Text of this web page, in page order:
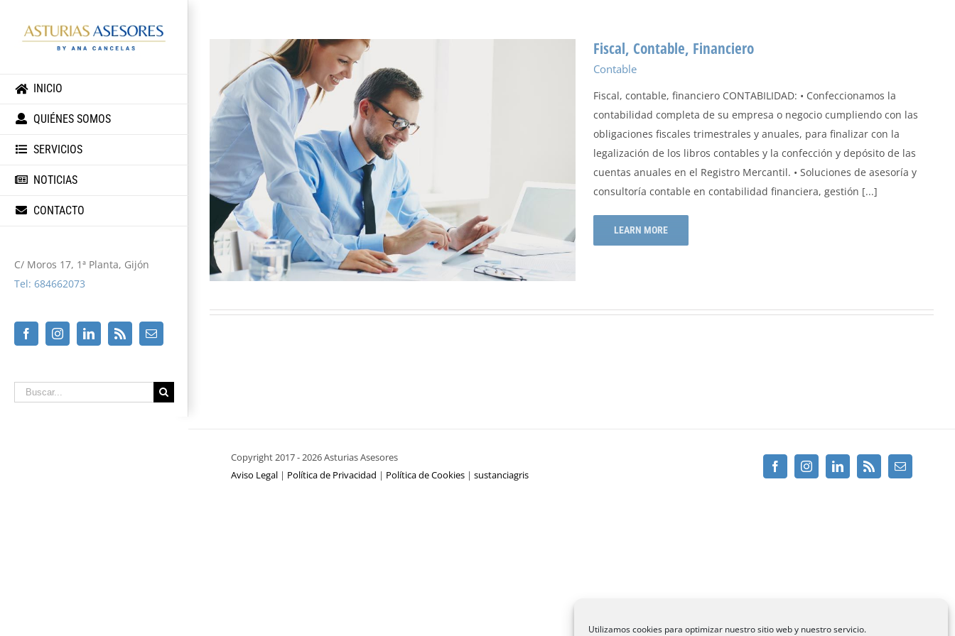
Utilizamos cookies para optimizar nuestro sitio web y nuestro servicio.
INICIO
QUIÉNES SOMOS
SERVICIOS
NOTICIAS
CONTACTO
C/ Moros 17, 1ª Planta, Gijón
Tel: 684662073
FacebookInstagramLinkedin Email
Buscar
Fiscal, Contable, Financiero
Contable
Fiscal, contable, financiero CONTABILIDAD: • Confeccionamos la
contabilidad completa de su empresa o negocio cumpliendo con las
obligaciones fiscales trimestrales y anuales, para finalizar con la
legalización de los libros contables y la confección y depósito de las
cuentas anuales en el Registro Mercantil. • Soluciones de asesoría y
consultoría contable en contabilidad financiera, gestión [...]
LEARN MORE
Copyright 2017 -2026 Asturias Asesores
Aviso Legal | Política de Privacidad | Política de Cookies | sustanciagris
FacebookInstagramLinkedin Email